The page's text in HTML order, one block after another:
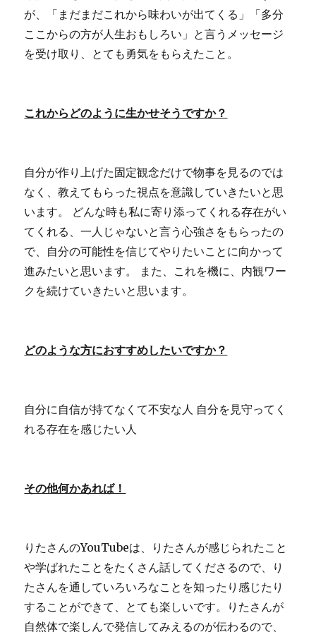
が、「まだまだこれから味わいが出てくる」「多分
ここからの方が人生おもしろい」と言うメッセージ
を受け取り、とても勇気をもらえたこと。
これからどのように生かせそうですか？
自分が作り上げた固定観念だけで物事を見るのでは
なく、教えてもらった視点を意識していきたいと思
います。 どんな時も私に寄り添ってくれる存在がい
てくれる、一人じゃないと言う心強さをもらったの
で、自分の可能性を信じてやりたいことに向かって
進みたいと思います。 また、これを機に、内観ワー
クを続けていきたいと思います。
どのような方におすすめしたいですか？
自分に自信が持てなくて不安な人 自分を見守ってく
れる存在を感じたい人
その他何かあれば！
りたさんのYouTubeは、りたさんが感じられたこと
や学ばれたことをたくさん話してくださるので、り
たさんを通していろいろなことを知ったり感じたり
することができて、とても楽しいです。りたさんが
自然体で楽しんで発信してみえるのが伝わるので、